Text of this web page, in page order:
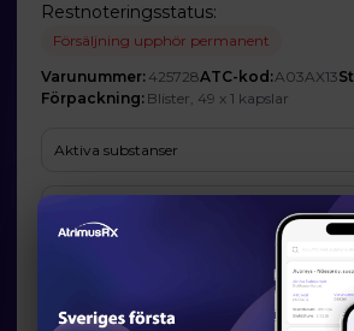
Restnoteringsstatus:
Försäljning upphör permanent
Varunummer: 425728ATC-kod:A03AX13
Förpackning: Blister, 49 x 1 kapslar
Aktiva substanser
Prognos och förväntad tillgänglighet
Slutdatum:-